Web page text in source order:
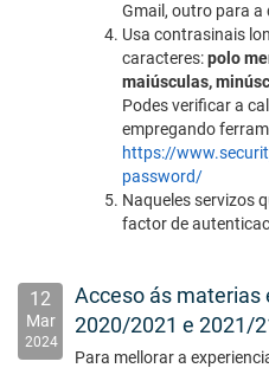
Gmail, outro para a
Usa contrasinais
caracteres:polo
maiúsculas,
Podes verificar a
empregando
https://
password/
Naqueles servizos
factor de
12
Mar
2024
Acceso ás materias
2020/2021 e 2021/
Para mellorar a